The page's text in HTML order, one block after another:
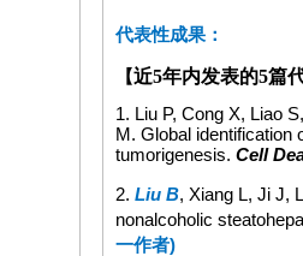
代表性成果：
【近5年内发表的5篇
1. Liu P, Cong X, Liao
M. Global identification
tumorigenesis. Cell
2. Liu B, Xiang L, Ji J,
nonalcoholic
一作者)